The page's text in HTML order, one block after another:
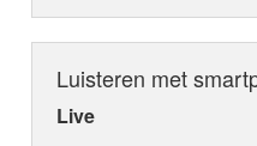
Luisteren met
Live